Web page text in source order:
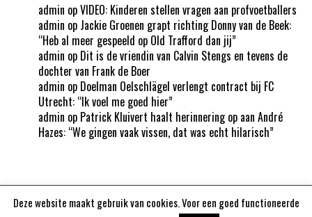
admin opVIDEO: Kinderen stellen vragen aan profvoetballers
admin op Jackie Groenen grapt richting Donny van de Beek:
“Heb al meer gespeeld op Old Trafford dan jij”
admin op Dit is de vriendin van Calvin Stengs en tevens de
dochter van Frank de Boer
admin op Doelman Oelschlägel verlengt contract bij FC
Utrecht: “Ik voel me goed hier”
admin op Patrick Kluivert haalt herinnering op aan André
Hazes: “We gingen vaak vissen, dat was echt hilarisch”
Deze website maakt gebruik van cookies. Voor een goed functioneerde